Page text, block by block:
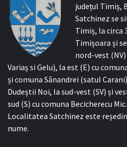
județul Timiș,
Satchinez se
Timiș, la circa
Timișoara și
nord-vest
Variaș si Gelu), la est (E) cu
și comuna Sânandrei (satul
Dudeștii Noi, la sud-vest (SV) și
sud (S) cu comuna Becicherecu Mic.
Localitatea Satchinez este
nume.